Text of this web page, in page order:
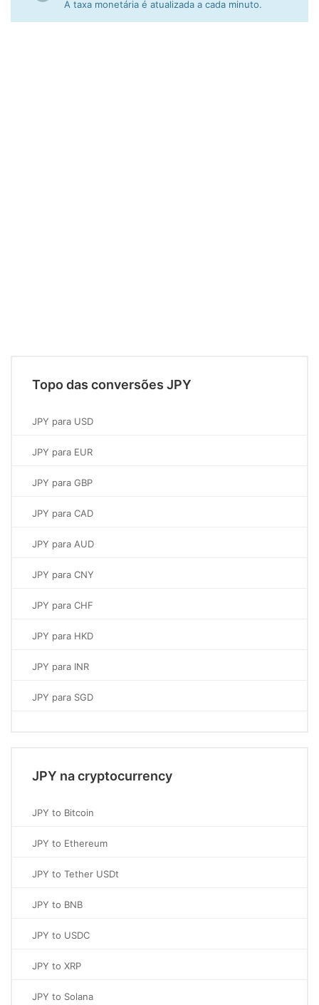
A taxa monetária é atualizada a cada minuto.
Topo das conversões JPY
JPY para USD
JPY para EUR
JPY para GBP
JPY para CAD
JPY para AUD
JPY para CNY
JPY para CHF
JPY para HKD
JPY para INR
JPY para SGD
JPY na cryptocurrency
JPY to Bitcoin
JPY to Ethereum
JPY to Tether USDt
JPY to BNB
JPY to USDC
JPY to XRP
JPY to Solana